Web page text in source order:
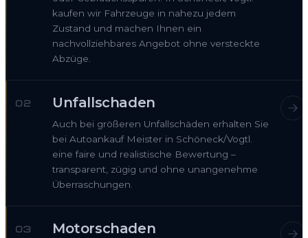
kaufen wir Fahrzeuge in nahezu jedem
Zustand und machen Ihnen ein
nachvollziehbares Angebot ohne versteckte
Abzüge.
02 Unfallschaden
Auch bei größeren Unfallschäden erhalten Sie
bei Autoankauf Meister in Schöneck/Vogtl.
eine faire und realistische Bewertung –
transparent, zügig und ohne unangenehme
Überraschungen.
03 Motorschaden